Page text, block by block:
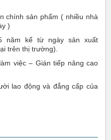
chính sản phẩm ( nhiều nhà
)
năm kể từ ngày sản xuất
trên thị trường).
việc – Gián tiếp nâng cao
lao động và đẳng cấp của